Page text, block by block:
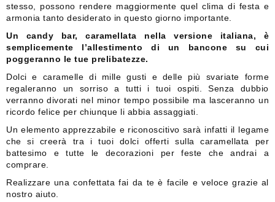
stesso, possono rendere maggiormente quel clima di festa e
armonia tanto desiderato in questo giorno importante.
Un candy bar, caramellata nella versione italiana, è
semplicemente l’allestimento di un bancone su cui
poggeranno le tue prelibatezze.
Dolci e caramelle di mille gusti e delle più svariate forme
regaleranno un sorriso a tutti i tuoi ospiti. Senza dubbio
verranno divorati nel minor tempo possibile ma lasceranno un
ricordo felice per chiunque li abbia assaggiati.
Un elemento apprezzabile e riconoscitivo sarà infatti il legame
che si creerà tra i tuoi dolci offerti sulla caramellata per
battesimo e tutte le decorazioni per feste che andrai a
comprare.
Realizzare una confettata fai da te è facile e veloce grazie al
nostro aiuto.